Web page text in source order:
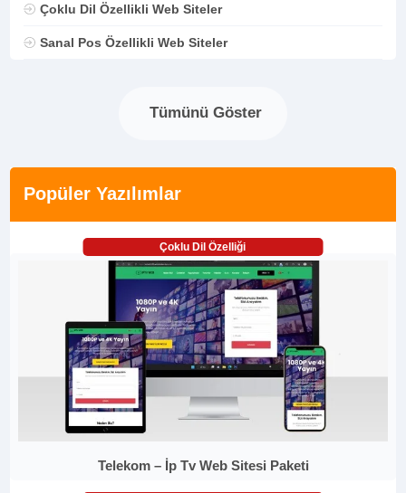
Çoklu Dil Özellikli Web Siteler
Sanal Pos Özellikli Web Siteler
Tümünü Göster
Popüler Yazılımlar
Çoklu Dil Özelliği
Telekom – İp Tv Web Sitesi Paketi